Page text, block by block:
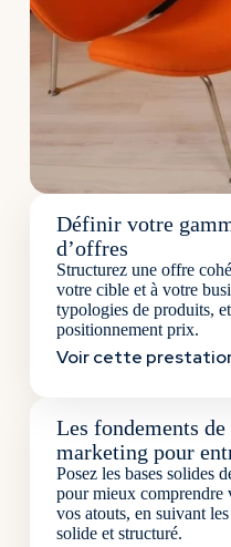
Les fondements
marketing pour
Posez les bases solides
pour mieux comprendre
vos atouts, en suivant
solide et structuré.
Définir votre
d’offres
Structurez une offre
votre cible et à votre
typologies de produits,
positionnement prix.
Voir cette